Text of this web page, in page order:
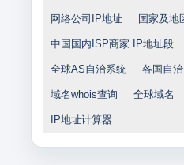
网络公司IP地址 国家及地
中国国内ISP商家 IP地址段
全球AS自治系统 各国自
域名whois查询 全球域名
IP地址计算器